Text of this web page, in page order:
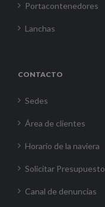
Portacontenedores
Lanchas
CONTACTO
Sedes
Área de clientes
Horario de la naviera
Solicitar Presupuesto
Canal de denuncias